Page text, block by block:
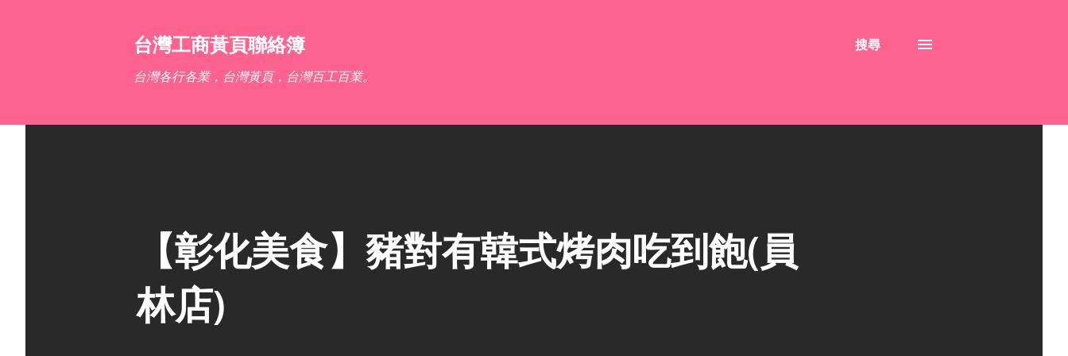
台灣工商黃頁聯絡簿
台灣各行各業，台灣黃頁，台灣百工百業。
搜尋
【彰化美食】豬對有韓式烤肉吃到飽(員
林店)